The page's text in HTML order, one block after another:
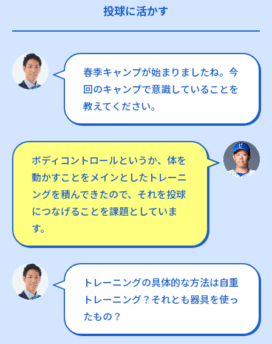
投球に活かす
春季キャンプが始まりましたね。今
回のキャンプで意識していることを
教えてください。
ボディコントロールというか、体を
動かすことをメインとしたトレーニ
ングを積んできたので、それを投球
につなげることを課題としていま
す。
トレーニングの具体的な方法は自重
トレーニング？それとも器具を使っ
たもの？